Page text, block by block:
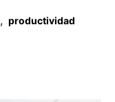
, productividad